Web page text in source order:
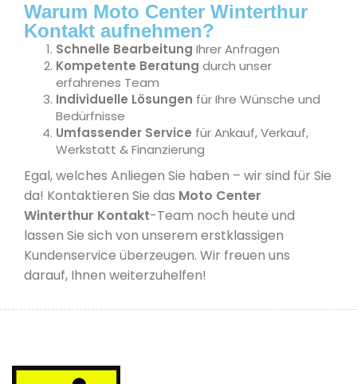
Warum Moto Center Winterthur
Kontakt aufnehmen?
Schnelle Bearbeitung Ihrer Anfragen
Kompetente Beratung durch unser
erfahrenes Team
Individuelle Lösungen für Ihre Wünsche und
Bedürfnisse
Umfassender Service für Ankauf, Verkauf,
Werkstatt & Finanzierung
Egal, welches Anliegen Sie haben – wir sind für Sie
da! Kontaktieren Sie das Moto Center
Winterthur Kontakt-Team noch heute und
lassen Sie sich von unserem erstklassigen
Kundenservice überzeugen. Wir freuen uns
darauf, Ihnen weiterzuhelfen!